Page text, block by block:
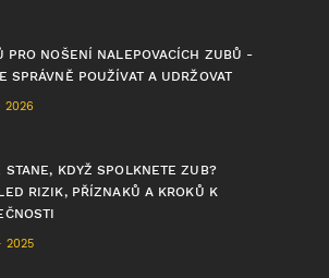
PRO NOŠENÍ NALEPOVACÍCH ZUBŮ -
SPRÁVNĚ POUŽÍVAT A UDRŽOVAT
2026
STANE, KDYŽ SPOLKNETE ZUB?
RIZIK, PŘÍZNAKŮ A KROKŮ K
2025